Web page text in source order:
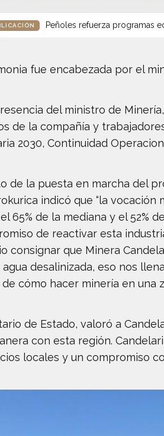
Peñoles refuerza programas
fue encabezada por el
del ministro de
de la compañía y
2030, Continuidad
de la puesta en marcha del
indicó que “la
65% de la mediana y el 52%
de reactivar esta
consignar que Minera
agua desalinizada, eso nos
cómo hacer minería en una
de Estado, valoró a
con esta región.
locales y un compromiso